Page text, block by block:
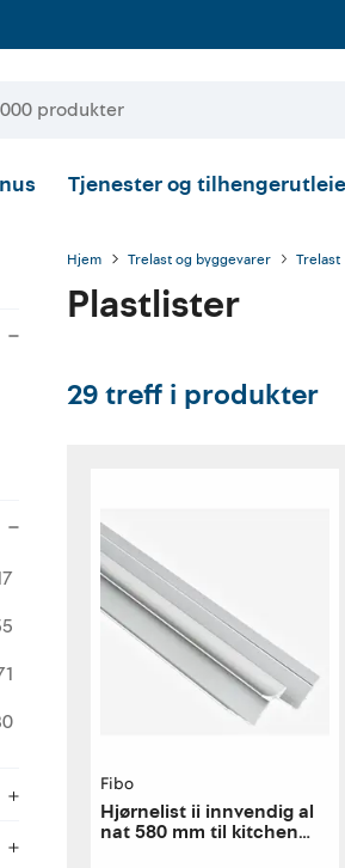
Tjenester og tilhengerutleie
Hjem Trelast og byggevarer Trelast
Plastlister
29treff i produkter
Fibo
Hjørnelist ii innvendig al
nat 580 mm til kitchen